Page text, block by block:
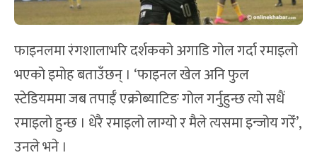
फाइनलमा रंगशालाभरि दर्शकको अगाडि गोल गर्दा रमाइलो
भएको इमोह बताउँछन् । ‘फाइनल खेल अनि फुल
स्टेडियममा जब तपाईँ एक्रोब्याटिङ गोल गर्नुहुन्छ त्यो सधैं
रमाइलो हुन्छ । धेरै रमाइलो लाग्यो र मैले त्यसमा इन्जोय गरेँ’,
उनले भने ।